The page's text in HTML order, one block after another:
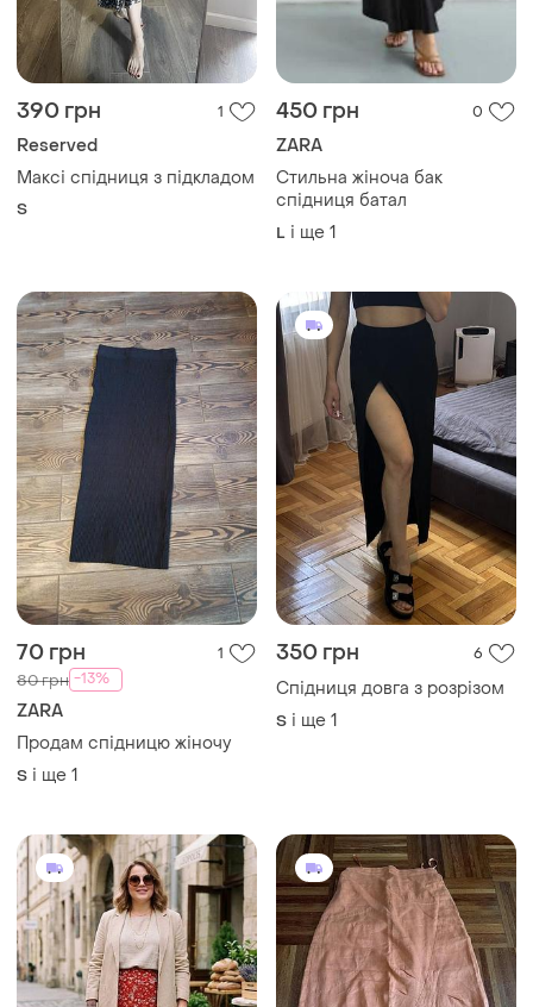
390 грн 1
Reserved
Максі спідниця з підкладом
S
450 грн 0
ZARA
Стильна жіноча бак
спідниця батал
L і ще 1
70 грн 1
80 грн -13%
ZARA
Продам спідницю жіночу
S і ще 1
350 грн 6
Спідниця довга з розрізом
S і ще 1